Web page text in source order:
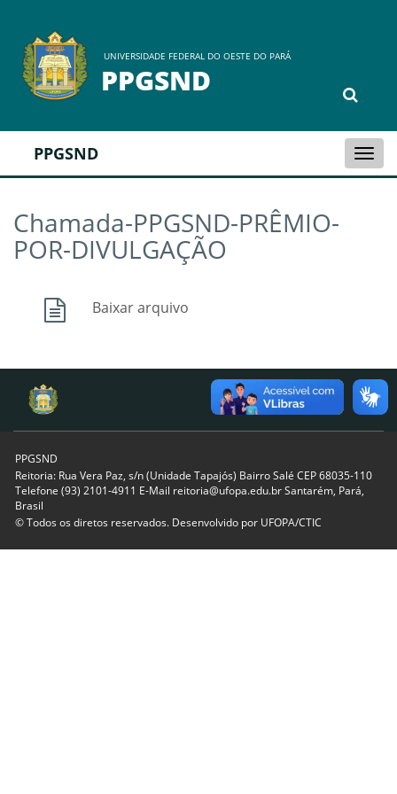
UNIVERSIDADE FEDERAL DO OESTE DO PARÁ
PPGSND
PPGSND
Chamada-PPGSND-PRÊMIO-
POR-DIVULGAÇÃO
Baixar arquivo
PPGSND
Reitoria: Rua Vera Paz, s/n (Unidade Tapajós) Bairro Salé CEP 68035-110
Telefone (93) 2101-4911 E-Mail reitoria@ufopa.edu.br Santarém, Pará,
Brasil
© Todos os diretos reservados. Desenvolvido por UFOPA/CTIC